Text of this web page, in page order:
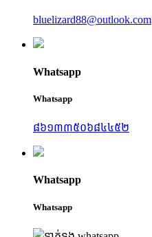
bluelizard88@outlook.com
Whatsapp
Whatsapp
៨៦១៣៣៥០៦៨៤៤៥២
Whatsapp
Whatsapp